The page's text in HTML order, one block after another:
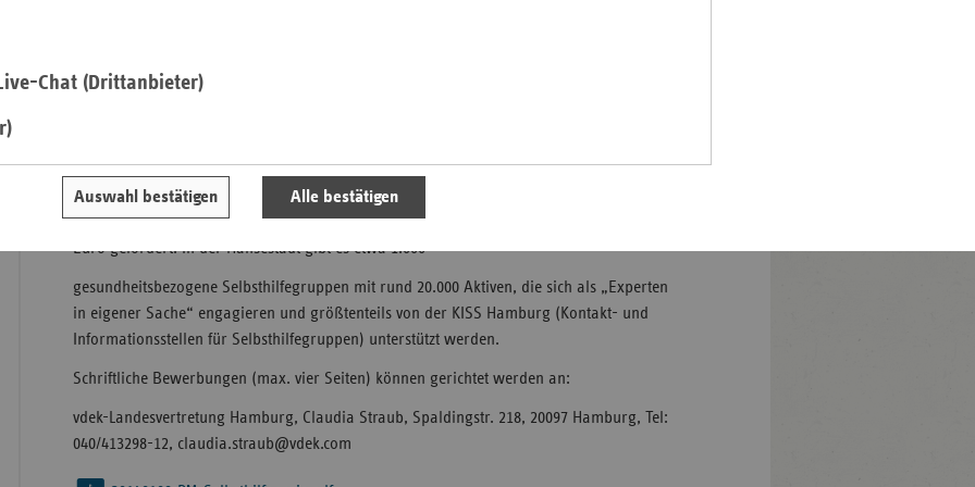
Chat (Drittanbieter)
Auswahl bestätigen Alle bestätigen
Thüringen
professionellen Gesundheitsversorgung“, betont Kathrin Herbst, Leiterin der vdek-
Solidarität und Nächstenliebe praktizieren.“
Die Hamburger Ersatzkassen haben die Selbsthilfe im vergangenen Jahr mit rund 250 000
Euro gefördert. In der Hansestadt gibt es etwa 1.000
gesundheitsbezogene Selbsthilfegruppen mit rund 20.000 Aktiven, die sich als „Experten
in eigener Sache“ engagieren und größtenteils von der KISS Hamburg (Kontakt- und
Informationsstellen für Selbsthilfegruppen) unterstützt werden.
Schriftliche Bewerbungen (max. vier Seiten) können gerichtet werden an:
vdek-Landesvertretung Hamburg, Claudia Straub, Spaldingstr. 218, 20097 Hamburg, Tel:
040/413298-12, claudia.straub@vdek.com